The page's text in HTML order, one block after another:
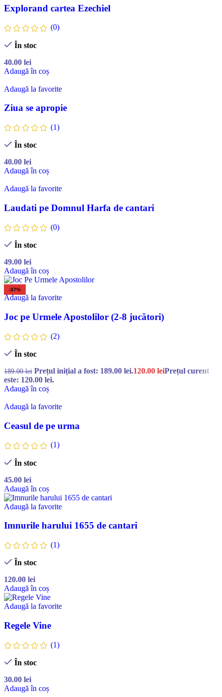
Explorand cartea Ezechiel
(0)
În stoc
40.00 lei
Adaugă în coș
Adaugă la favorite
Ziua se apropie
(1)
În stoc
40.00 lei
Adaugă în coș
Adaugă la favorite
Laudati pe Domnul Harfa de cantari
(0)
În stoc
49.00 lei
Adaugă în coș
-37%
Adaugă la favorite
Joc pe Urmele Apostolilor (2-8 jucători)
(2)
În stoc
189.00lei Prețul inițial a fost: 189.00 lei.120.00 leiPrețul curent
este: 120.00 lei.
Adaugă în coș
Adaugă la favorite
Ceasul de pe urma
(1)
În stoc
45.00 lei
Adaugă în coș
Adaugă la favorite
Imnurile harului 1655 de cantari
(1)
În stoc
120.00 lei
Adaugă în coș
Adaugă la favorite
Regele Vine
(1)
În stoc
30.00 lei
Adaugă în coș